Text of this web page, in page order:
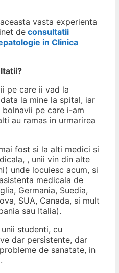
vasta experienta
de consultatii
in Clinica
pe care ii vad la
la mine la spital, iar
pe care i-am
au ramas in urmarirea
fost si la alti medici si
, unii vin din alte
unde locuiesc acum, si
medicala de
Germania, Suedia,
SUA, Canada, si mult
sau Italia).
studenti, cu
dar persistente, dar
de sanatate, in